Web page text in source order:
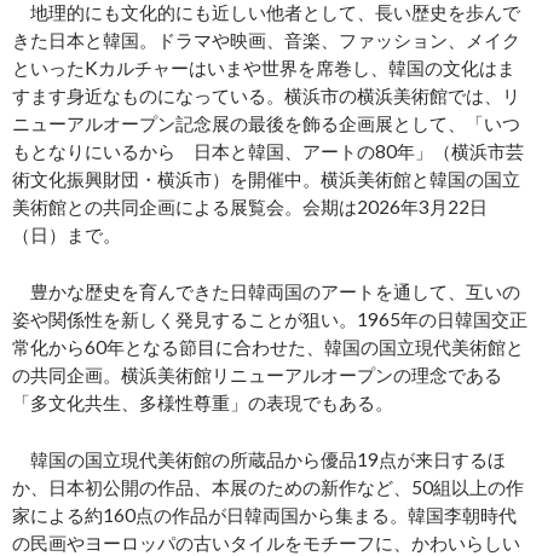
地理的にも文化的にも近しい他者として、長い歴史を歩んで
きた日本と韓国。ドラマや映画、音楽、ファッション、メイク
といったKカルチャーはいまや世界を席巻し、韓国の文化はま
すます身近なものになっている。横浜市の横浜美術館では、リ
ニューアルオープン記念展の最後を飾る企画展として、「いつ
もとなりにいるから 日本と韓国、アートの80年」（横浜市芸
術文化振興財団・横浜市）を開催中。横浜美術館と韓国の国立
美術館との共同企画による展覧会。会期は2026年3月22日
（日）まで。
豊かな歴史を育んできた日韓両国のアートを通して、互いの
姿や関係性を新しく発見することが狙い。1965年の日韓国交正
常化から60年となる節目に合わせた、韓国の国立現代美術館と
の共同企画。横浜美術館リニューアルオープンの理念である
「多文化共生、多様性尊重」の表現でもある。
韓国の国立現代美術館の所蔵品から優品19点が来日するほ
か、日本初公開の作品、本展のための新作など、50組以上の作
家による約160点の作品が日韓両国から集まる。韓国李朝時代
の民画やヨーロッパの古いタイルをモチーフに、かわいらしい